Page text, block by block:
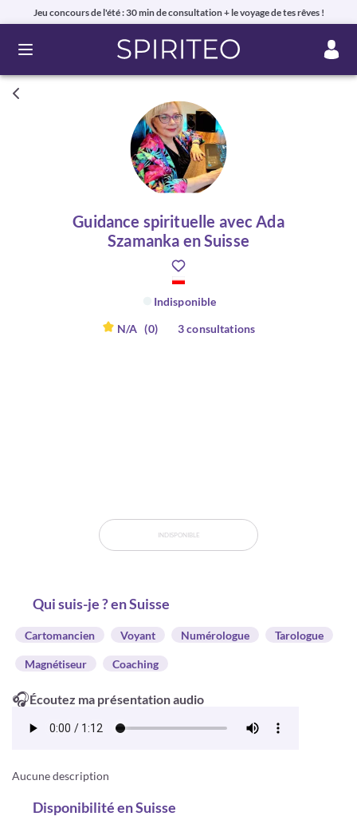
Jeu concours de l'été : 30 min de consultation + le voyage de tes rêves !
Ouvrir le menu
Guidance spirituelle avec Ada
Szamanka en Suisse
Indisponible
N/A (0) 3 consultations
INDISPONIBLE
Qui suis-je ? en Suisse
Cartomancien Voyant Numérologue Tarologue
Magnétiseur Coaching
🎧Écoutez ma présentation audio
Aucune description
Disponibilitéen Suisse